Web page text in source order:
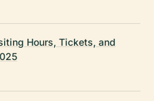
Hours, Tickets, and